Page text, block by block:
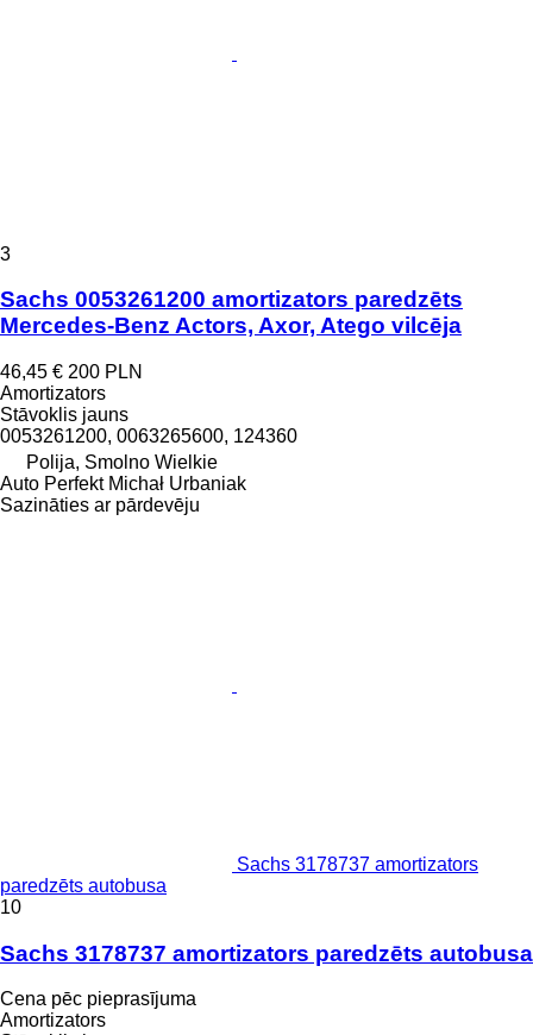
3
Sachs 0053261200 amortizators paredzēts
Mercedes-Benz Actors, Axor, Atego vilcēja
46,45 € 200 PLN
Amortizators
Stāvoklis jauns
0053261200, 0063265600, 124360
Polija, Smolno Wielkie
Auto Perfekt Michał Urbaniak
Sazināties ar pārdevēju
Sachs 3178737 amortizators
paredzēts autobusa
10
Sachs 3178737 amortizators paredzēts autobusa
Cena pēc pieprasījuma
Amortizators